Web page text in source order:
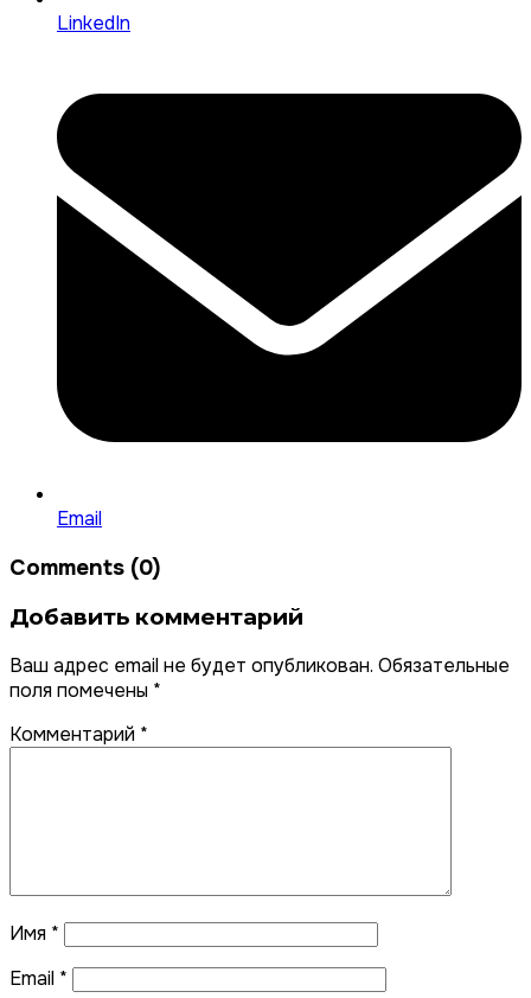
LinkedIn
Email
Comments (0)
Добавить комментарий
Ваш адрес email не будет опубликован. Обязательные
поля помечены *
Комментарий *
Имя *
Email *